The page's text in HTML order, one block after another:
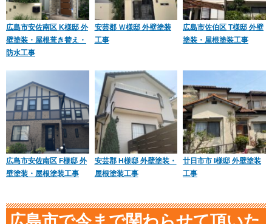
広島市安佐南区 K様邸 外
壁塗装・屋根葺き替え・
防水工事
安芸郡 Ｗ様邸 外壁塗装
工事
広島市佐伯区 T様邸 外壁
塗装・屋根塗装工事
広島市安佐南区 F様邸 外
壁塗装・屋根塗装工事
安芸郡 H様邸 外壁塗装・
屋根塗装工事
廿日市市 I様邸 外壁塗装
工事